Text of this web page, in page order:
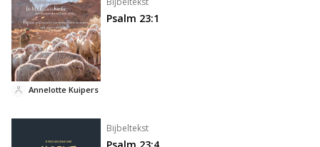
Psalm 23:1
Annelotte Kuipers
Bijbeltekst